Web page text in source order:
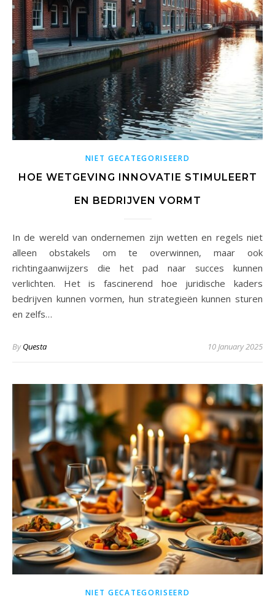
NIET GECATEGORISEERD
HOE WETGEVING INNOVATIE STIMULEERT
EN BEDRIJVEN VORMT
In de wereld van ondernemen zijn wetten en regels niet
alleen obstakels om te overwinnen, maar ook
richtingaanwijzers die het pad naar succes kunnen
verlichten. Het is fascinerend hoe juridische kaders
bedrijven kunnen vormen, hun strategieën kunnen sturen
en zelfs…
ByQuesta 10 January 2025
NIET GECATEGORISEERD